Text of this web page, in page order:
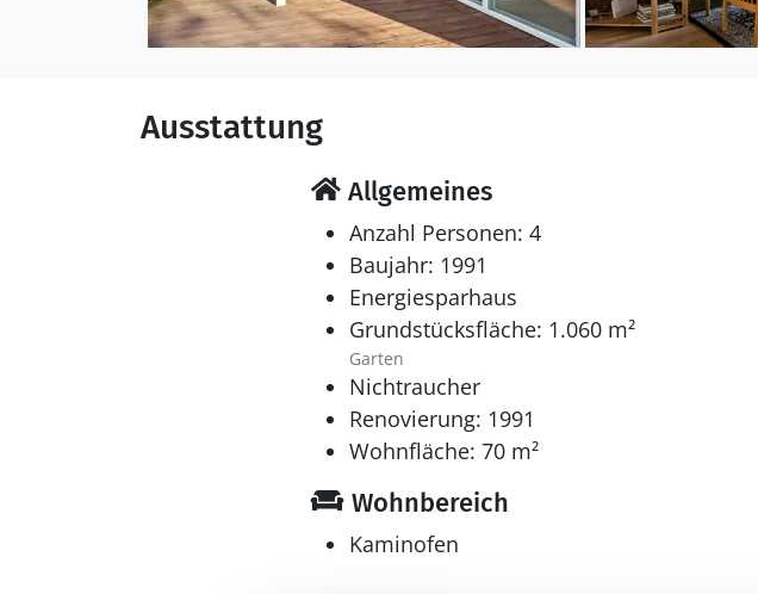
Ausstattung
Allgemeines
Anzahl Personen: 4
Baujahr: 1991
Energiesparhaus
Grundstücksfläche: 1.060 m²
Garten
Nichtraucher
Renovierung: 1991
Wohnfläche: 70 m²
Wohnbereich
Kaminofen